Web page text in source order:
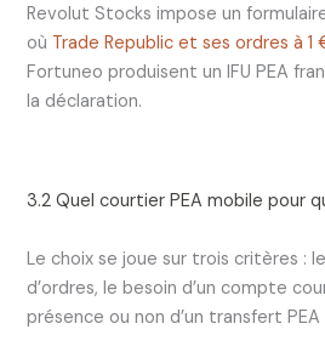
Revolut Stocks impose un
où Trade Republic et ses ordres à 1
Fortuneo produisent un IFU PEA
la déclaration.
3.2 Quel courtier PEA mobile pour
Le choix se joue sur trois critères :
d’ordres, le besoin d’un compte
présence ou non d’un transfert